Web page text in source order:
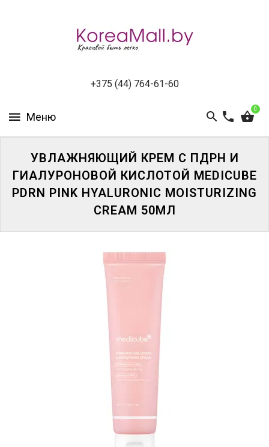
+375 (44) 764-61-60
0
СПЕЦПРЕДЛОЖЕНИЯ
ВСЕ
БРЕНДЫ
M
УВЛАЖНЯЮЩИЙ КРЕМ С ПДРН И
ГИАЛУРОНОВОЙ КИСЛОТОЙ MEDICUBE
PDRN PINK HYALURONIC MOISTURIZING
CREAM 50МЛ